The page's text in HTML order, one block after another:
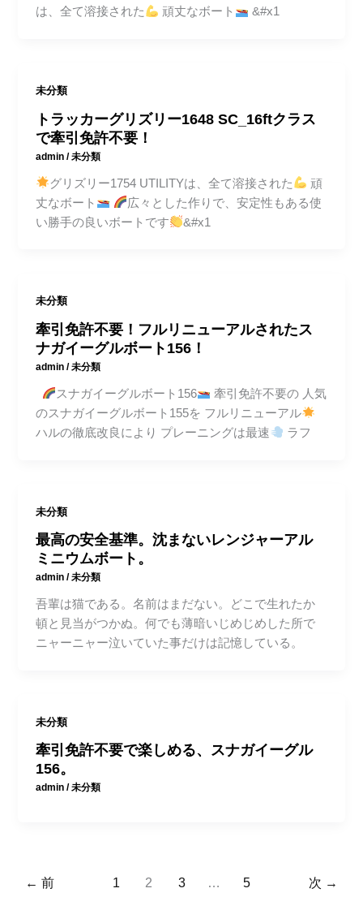
は、全て溶接された
頑丈なボート &#x1
未分類
トラッカーグリズリー1648 SC_16ftクラス
で牽引免許不要！
admin/未分類
グリズリー1754 UTILITYは、全て溶接された
頑
丈なボート
広々とした作りで、安定性もある使
い勝手の良いボートです
&#x1
未分類
牽引免許不要！フルリニューアルされたス
ナガイーグルボート156！
admin/未分類
スナガイーグルボート156
牽引免許不要の 人気
のスナガイーグルボート155を フルリニューアル
ハルの徹底改良により プレーニングは最速
ラフ
未分類
最高の安全基準。沈まないレンジャーアル
ミニウムボート。
admin/未分類
吾輩は猫である。名前はまだない。どこで生れたか
頓と見当がつかぬ。何でも薄暗いじめじめした所で
ニャーニャー泣いていた事だけは記憶している。
未分類
牽引免許不要で楽しめる、スナガイーグル
156。
admin/未分類
← 前 1 2 3 … 5 次 →